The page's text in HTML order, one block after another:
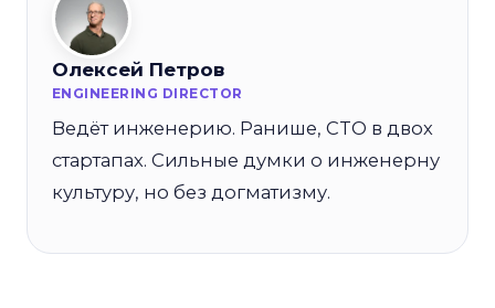
Олексей Петров
ENGINEERING DIRECTOR
Ведёт инженерию. Ранише, CTO в двох
стартапах. Сильные думки о инженерну
культуру, но без догматизму.